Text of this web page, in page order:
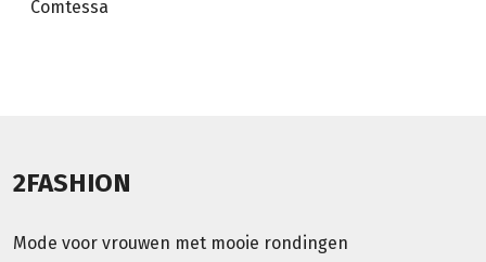
Comtessa
2FASHION
Mode voor vrouwen met mooie rondingen